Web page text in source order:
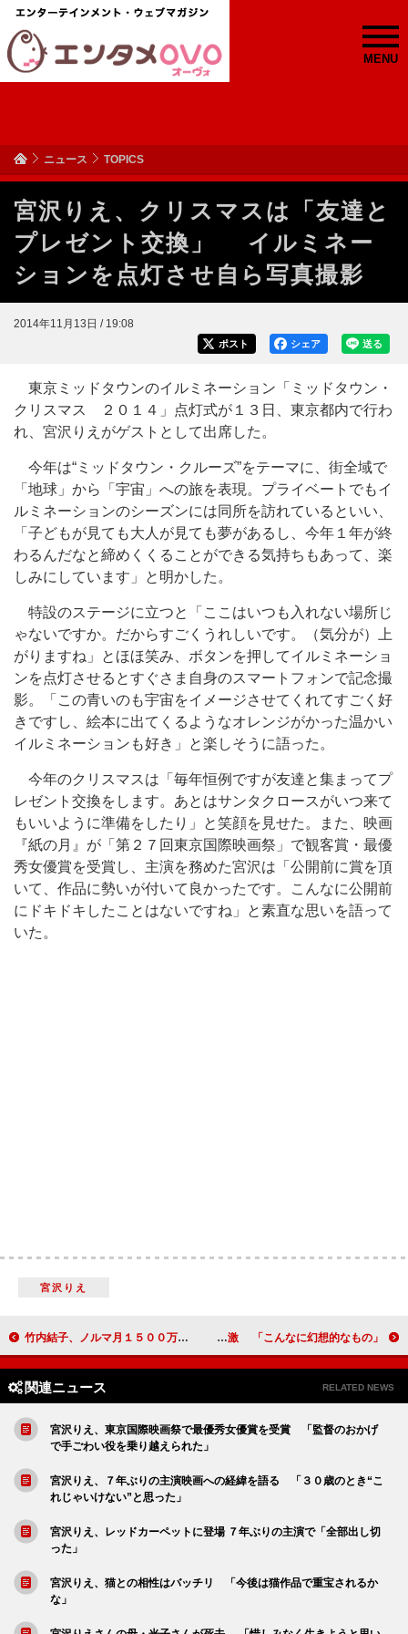
MENU
ニュース TOPICS
宮沢りえ、クリスマスは「友達と
プレゼント交換」 イルミネー
ションを点灯させ自ら写真撮影
2014年11月13日 / 19:08
送る
シェア
ポスト
東京ミッドタウンのイルミネーション「ミッドタウン・
クリスマス ２０１４」点灯式が１３日、東京都内で行わ
れ、宮沢りえがゲストとして出席した。
今年は“ミッドタウン・クルーズ”をテーマに、街全域で
「地球」から「宇宙」への旅を表現。プライベートでもイ
ルミネーションのシーズンには同所を訪れているといい、
「子どもが見ても大人が見ても夢があるし、今年１年が終
わるんだなと締めくくることができる気持ちもあって、楽
しみにしています」と明かした。
特設のステージに立つと「ここはいつも入れない場所じ
ゃないですか。だからすごくうれしいです。（気分が）上
がりますね」とほほ笑み、ボタンを押してイルミネーショ
ンを点灯させるとすぐさま自身のスマートフォンで記念撮
影。「この青いのも宇宙をイメージさせてくれてすごく好
きですし、絵本に出てくるようなオレンジがかった温かい
イルミネーションも好き」と楽しそうに語った。
今年のクリスマスは「毎年恒例ですが友達と集まってプ
レゼント交換をします。あとはサンタクロースがいつ来て
もいいように準備をしたり」と笑顔を見せた。また、映画
『紙の月』が「第２７回東京国際映画祭」で観客賞・最優
秀女優賞を受賞し、主演を務めた宮沢は「公開前に賞を頂
いて、作品に勢いが付いて良かったです。こんなに公開前
にドキドキしたことはないですね」と素直な思いを語って
いた。
宮沢りえ
竹内結子、ノルマ月１５００万円の百貨店外商部員に スペシャルドラマ「上流階級～富久丸百貨店外商部～」 北川景子、国内初披露のインスタレーションに感激 「こんなに幻想的なもの」
関連ニュース RELATED NEWS
宮沢りえ、東京国際映画祭で最優秀女優賞を受賞 「監督のおかげ
で手ごわい役を乗り越えられた」
宮沢りえ、７年ぶりの主演映画への経緯を語る 「３０歳のとき“こ
れじゃいけない”と思った」
宮沢りえ、レッドカーペットに登場 ７年ぶりの主演で「全部出し切
った」
宮沢りえ、猫との相性はバッチリ 「今後は猫作品で重宝されるか
な」